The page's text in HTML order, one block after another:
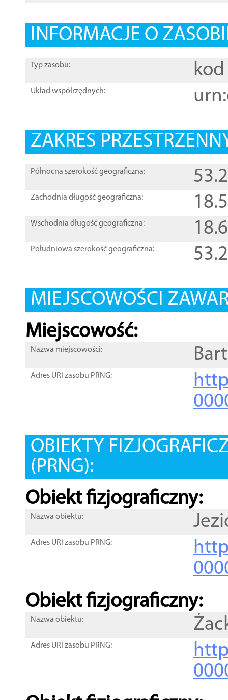
INFORMACJE O
Typ zasobu: kod
Układ współrzędnych:
ZAKRES
Północna szerokość geograficzna:
Zachodnia długość geograficzna:
Wschodnia długość geograficzna:
Południowa szerokość geograficzna:
MIEJSCOWOŚCI
Miejscowość:
Nazwa miejscowości:
Adres URI zasobu PRNG:
OBIEKTY
(PRNG):
Obiekt fizjograficzny:
Nazwa obiektu:
Adres URI zasobu PRNG:
Obiekt fizjograficzny:
Nazwa obiektu:
Adres URI zasobu PRNG: